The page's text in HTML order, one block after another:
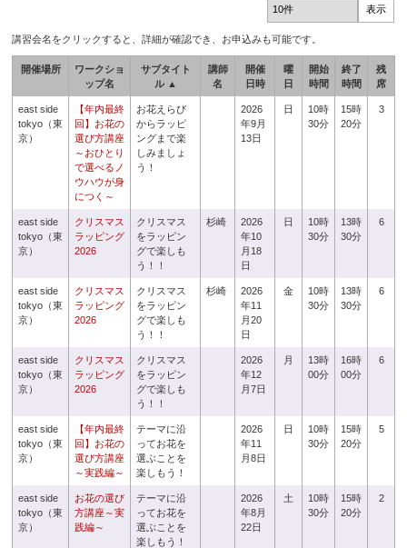
講習会名をクリックすると、詳細が確認でき、お申込みも可能です。
開催場所
ワークショ
ップ名
サブタイト
ル ▲
講師
名
開催
日時
曜
日
開始
時間
終了
時間
残
席
east side
tokyo（東
京）
【年内最終
回】お花の
選び方講座
～おひとり
で選べるノ
ウハウが身
につく～
お花えらび
からラッピ
ングまで楽
しみましょ
う！
2026
年9月
13日
日
10時
30分
15時
20分
3
east side
tokyo（東
京）
クリスマス
ラッピング
2026
クリスマス
をラッピン
グで楽しも
う！！
杉崎
2026
年10
月18
日
日
10時
30分
13時
30分
6
east side
tokyo（東
京）
クリスマス
ラッピング
2026
クリスマス
をラッピン
グで楽しも
う！！
杉崎
2026
年11
月20
日
金
10時
30分
13時
30分
6
east side
tokyo（東
京）
クリスマス
ラッピング
2026
クリスマス
をラッピン
グで楽しも
う！！
2026
年12
月7日
月
13時
00分
16時
00分
6
east side
tokyo（東
京）
【年内最終
回】お花の
選び方講座
～実践編～
テーマに沿
ってお花を
選ぶことを
楽しもう！
2026
年11
月8日
日
10時
30分
15時
20分
5
east side
tokyo（東
京）
お花の選び
方講座～実
践編～
テーマに沿
ってお花を
選ぶことを
楽しもう！
2026
年8月
22日
土
10時
30分
15時
20分
2